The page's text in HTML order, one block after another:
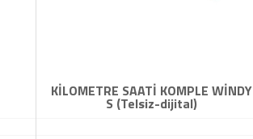
KİLOMETRE SAATİ KOMPLE WİNDY
S (Telsiz-dijital)